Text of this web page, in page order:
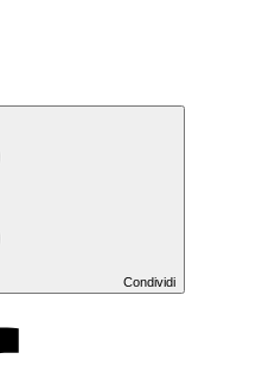
Condividi